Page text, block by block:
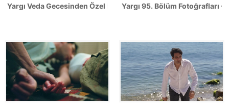
Yargı Veda Gecesinden Özel FotoğraflarYargı 95. Bölüm Fotoğrafları -